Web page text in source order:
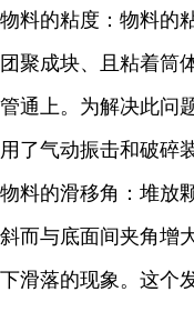
物料的粘度：物料的
团聚成块、且粘着筒
管通上。为解决此问
用了气动振击和破碎
物料的滑移角：堆放
斜而与底面间夹角增
下滑落的现象。这个